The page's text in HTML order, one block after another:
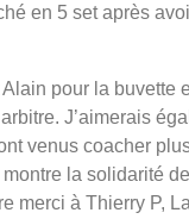
en 5 set après
pour la buvette
J’aimerais
venus coacher
la solidarité
merci à Thierry P,